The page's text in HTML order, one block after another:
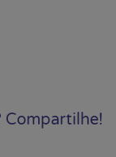
Compartilhe!